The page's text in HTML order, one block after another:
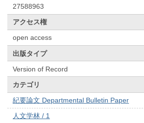
27588963
アクセス権
open access
出版タイプ
Version of Record
カテゴリ
紀要論文 Departmental Bulletin Paper
人文学林 / 1